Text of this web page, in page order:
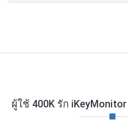
ผู้ใช้ 400K รัก